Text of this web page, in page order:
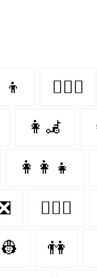
👩‍❤️‍👨
👩‍🦼‍
👩‍👩‍👧
👩‍❤️‍👩
👷 👫